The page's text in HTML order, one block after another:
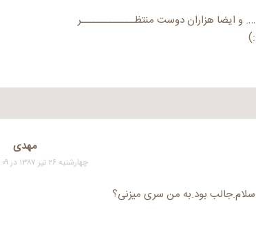
…. و ایضا هزاران دوست منتظـــــــــــــر
:)
مهدی
چهارشنبه ۲۶ تیر ۱۳۸۷ در ۹:۰۹ بعد از ظهر
سلام.جالب بود.به من سری میزنی؟